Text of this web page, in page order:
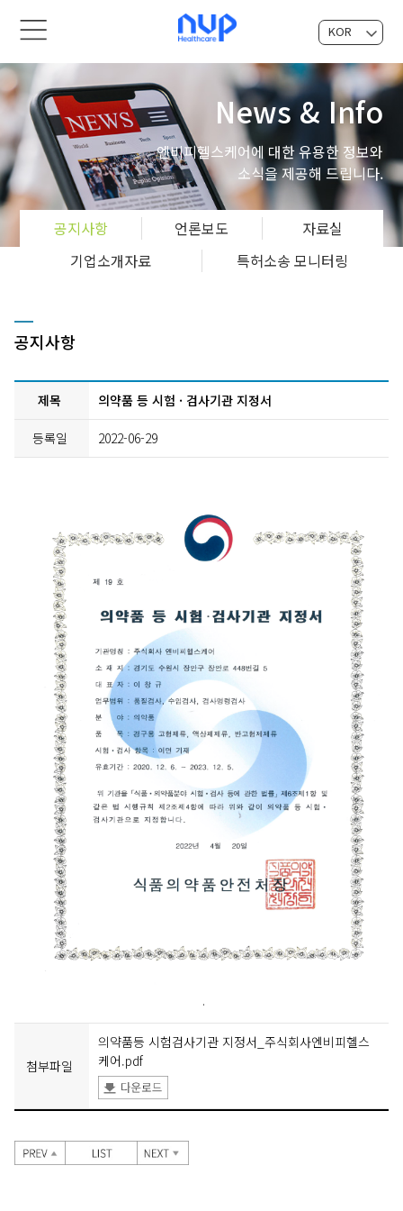
KOR
News & Info
엔비피헬스케어에 대한 유용한 정보와
소식을 제공해 드립니다.
공지사항 언론보도
자료실
기업소개자료
특허소송 모니터링
공지사항
제목 의약품 등 시험 · 검사기관 지정서
등록일 2022-06-29
.
첨부파일
의약품등 시험검사기관 지정서_주식회사엔비피헬스
케어.pdf